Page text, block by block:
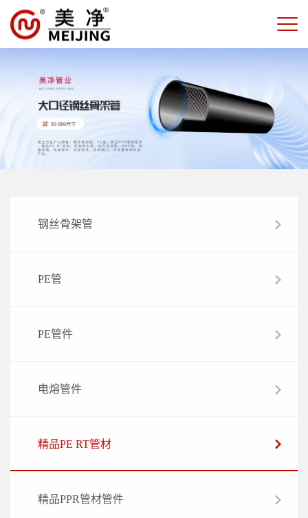
钢丝骨架管
PE管
PE管件
电熔管件
精品PE RT管材
精品PPR管材管件